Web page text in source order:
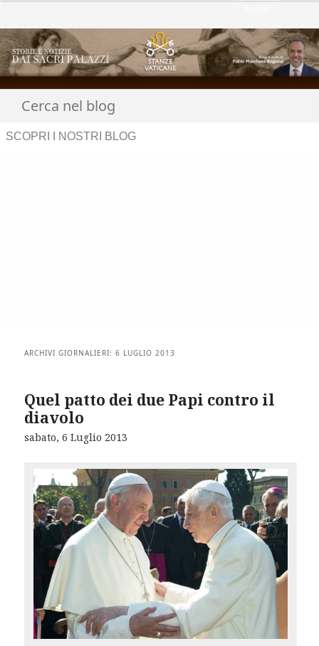
ARCHIVI GIORNALIERI:6 LUGLIO 2013
Quel patto dei due Papi contro il
diavolo
sabato, 6 Luglio 2013